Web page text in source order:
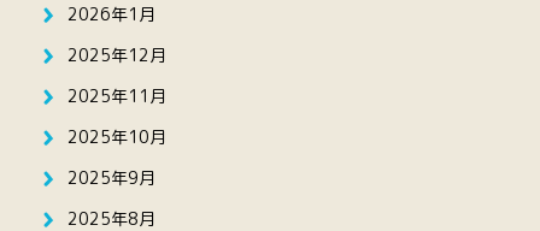
2026年1月
2025年12月
2025年11月
2025年10月
2025年9月
2025年8月